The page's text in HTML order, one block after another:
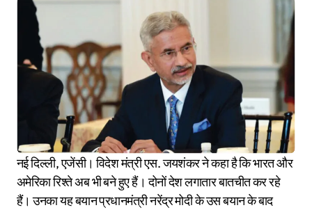
नई दिल्ली, एजेंसी। विदेश मंत्री एस. जयशंकर ने कहा है कि भारत और
अमेरिका रिश्ते अब भी बने हुए हैं। दोनों देश लगातार बातचीत कर रहे
हैं। उनका यह बयान प्रधानमंत्री नरेंद्र मोदी के उस बयान के बाद